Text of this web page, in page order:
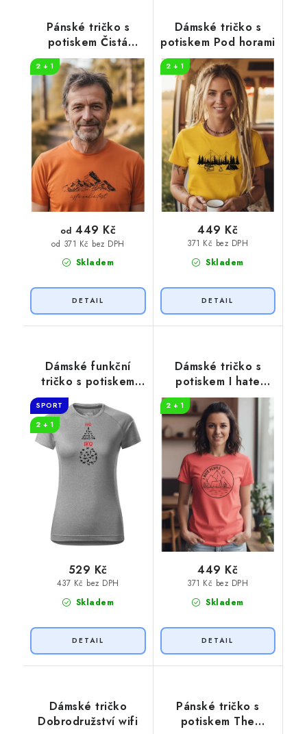
Pánské tričko s
potiskem Čistá
záležitost hory
2 + 1
Skladem
od 371 Kč bez DPH
od 449 Kč
Dámské tričko s
potiskem Pod horami
2 + 1
Skladem
371 Kč bez DPH
449 Kč
Dámské funkční
tričko s potiskem
EGO EKO
SPORT
2 + 1
Skladem
437 Kč bez DPH
529 Kč
Dámské tričko s
potiskem I hate
people
2 + 1
Skladem
371 Kč bez DPH
449 Kč
Dámské tričko
Dobrodružství wifi
Pánské tričko s
potiskem The